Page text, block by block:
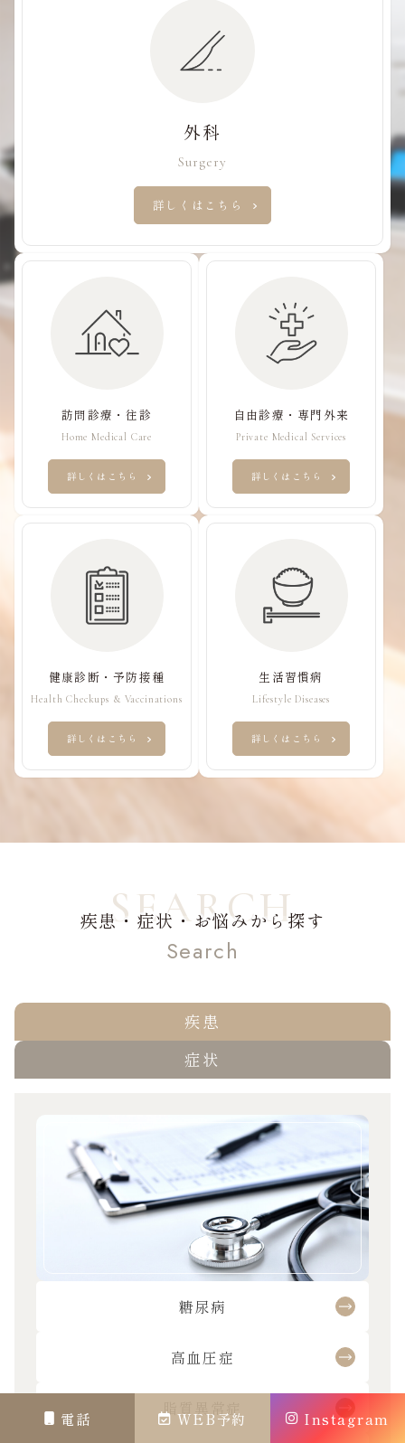
電話 WEB予約 Instagram
外科
Surgery
詳しくはこちら
訪問診療・往診
Home Medical Care
詳しくはこちら
自由診療・専門外来
Private Medical Services
詳しくはこちら
健康診断・予防接種
Health Checkups & Vaccinations
詳しくはこちら
生活習慣病
Lifestyle Diseases
詳しくはこちら
疾患・症状・お悩みから探す
Search
疾患
症状
糖尿病
高血圧症
脂質異常症